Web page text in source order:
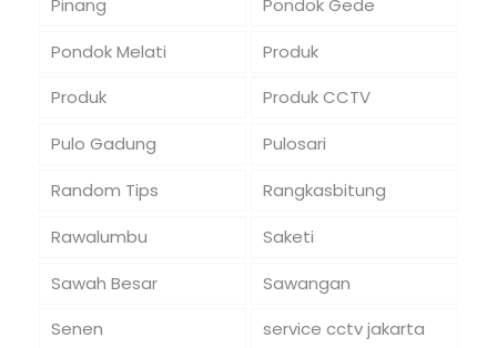
Pinang
Pondok Gede
Pondok Melati
Produk
Produk
Produk CCTV
Pulo Gadung
Pulosari
Random Tips
Rangkasbitung
Rawalumbu
Saketi
Sawah Besar
Sawangan
Senen
service cctv jakarta